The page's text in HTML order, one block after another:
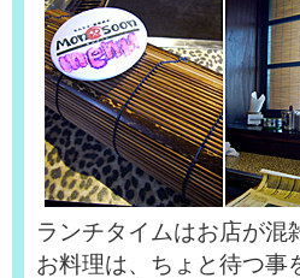
ランチタイムはお店が混
お料理は、ちょと待つ事